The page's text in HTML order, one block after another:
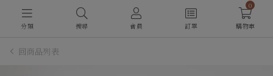
分類 搜尋 會員 訂單
0
購物車
回商品列表